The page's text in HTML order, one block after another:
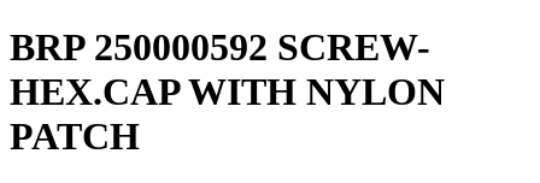
BRP 250000592 SCREW-
HEX.CAP WITH NYLON
PATCH